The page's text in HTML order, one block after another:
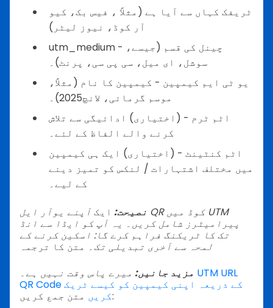
ٹریفک کہاں سے آیا ہے (مثلاً ، فیس بک، کیو
آر کوڈ، نیوز لیٹر)
utm_medium - چینل کی قسم (جیسے،
سوشل، ای میل، سی پی سی، پرنٹ)۔
یو ٹی ایم کیمپین - کیمپین کا نام (مثلاً،
موسم گرمائی، لانچ2025)۔
اٹم ٹرم - (اختیاری) ادائیگی سے تلاش
کرنے والے الفاظ کے لئے۔
اٹم کنٹینٹ - (اختیاری) ایک ہی کیمپین
میں مختلف اشتہارات / لنکس کو تمیز دینے
کے لیے۔
نصیحت: ایکآپنے یوآر ایل QR کوڈ میں UTM
پیرامیٹرز شامل کریں۔ یہ آپ کو ایڈا سے انڈ
تک کا ٹریکنگ فراہم کرے گا: اسکین کرنے کے
لمحہ سے آخری تبدیلی تک۔ متن کا ترجمہ
مزید جانیں: UTM URL
QR Code کے ذریعہ اپنی کیمپین کو کیسے ٹریک
کریںمتن جمع کریں: